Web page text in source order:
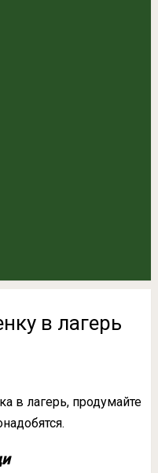
в лагерь
в лагерь, продумайте